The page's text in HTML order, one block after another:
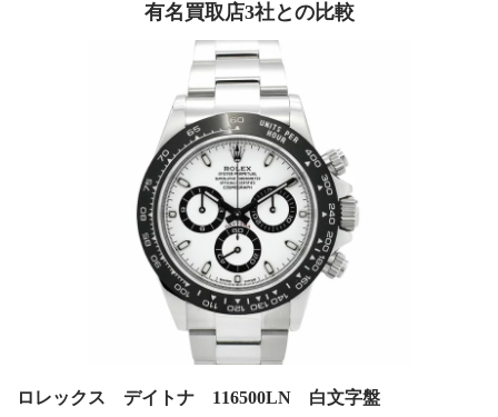
有名買取店3社との比較
ロレックス デイトナ 116500LN 白文字盤